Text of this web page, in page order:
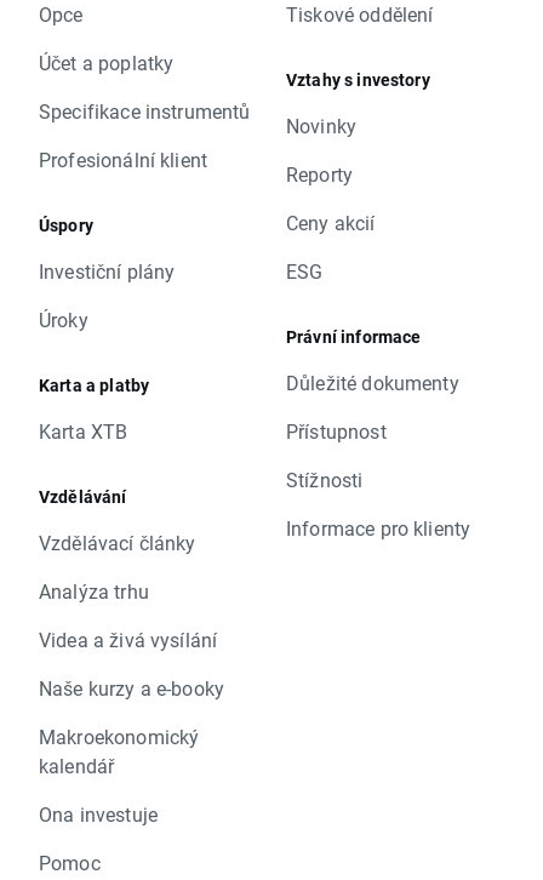
Opce
Účet a poplatky
Specifikace instrumentů
Profesionální klient
Úspory
Investiční plány
Úroky
Karta a platby
Karta XTB
Vzdělávání
Vzdělávací články
Analýza trhu
Videa a živá vysílání
Naše kurzy a e-booky
Makroekonomický
kalendář
Ona investuje
Pomoc
Tiskové oddělení
Vztahy s investory
Novinky
Reporty
Ceny akcií
ESG
Právní informace
Důležité dokumenty
Přístupnost
Stížnosti
Informace pro klienty